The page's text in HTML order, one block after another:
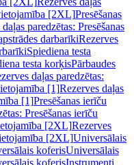
[2XL]Presēšanas
paredzētas: Presēšanas
darbarīkiRezerves
Spiediena testa
testa korķisPārbaudes
daļas paredzētas:
[1]Rezerves daļas
[1]Presēšanas ierīču
Presēšanas ierīču
[2XL]Rezerves
[2XL]Universālais
koferisUniversālais
koferisInstrumenti